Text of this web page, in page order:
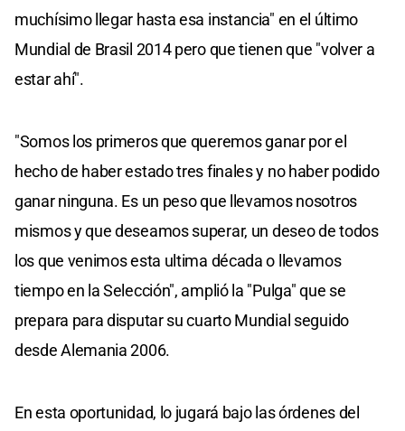
muchísimo llegar hasta esa instancia" en el último
Mundial de Brasil 2014 pero que tienen que "volver a
estar ahí".
"Somos los primeros que queremos ganar por el
hecho de haber estado tres finales y no haber podido
ganar ninguna. Es un peso que llevamos nosotros
mismos y que deseamos superar, un deseo de todos
los que venimos esta ultima década o llevamos
tiempo en la Selección", amplió la "Pulga" que se
prepara para disputar su cuarto Mundial seguido
desde Alemania 2006.
En esta oportunidad, lo jugará bajo las órdenes del